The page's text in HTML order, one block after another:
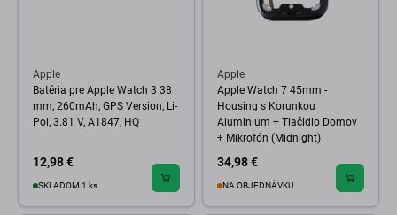
Apple
Batéria pre Apple Watch 3 38
mm, 260mAh, GPS Version, Li-
Pol, 3.81 V, A1847, HQ
12,98 €
SKLADOM 1 ks
Apple
Apple Watch 7 45mm -
Housing s Korunkou
Aluminium + Tlačidlo Domov
+ Mikrofón (Midnight)
34,98 €
NA OBJEDNÁVKU